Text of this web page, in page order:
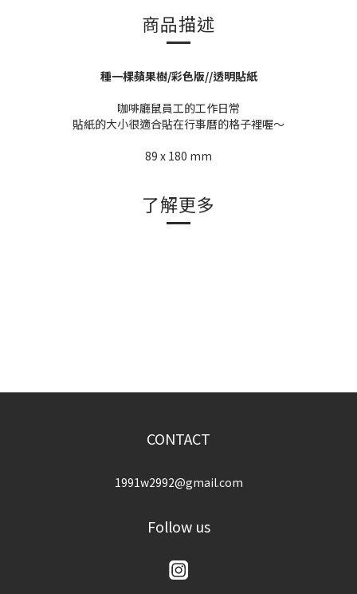
商品描述
種一棵蘋果樹/彩色版//透明貼紙
咖啡廳鼠員工的工作日常
貼紙的大小很適合貼在行事曆的格子裡喔～
89 x 180 mm
了解更多
CONTACT
1991w2992@gmail.com
Follow us